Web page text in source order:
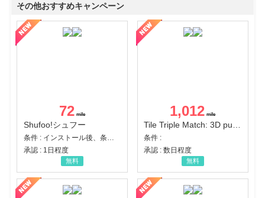
その他おすすめキャンペーン
72
Shufoo!シュフー
条件 : インストール後、条件達成
承認 : 1日程度
無料
1,012
Tile Triple Match: 3D puzzle
条件 :
承認 : 数日程度
無料